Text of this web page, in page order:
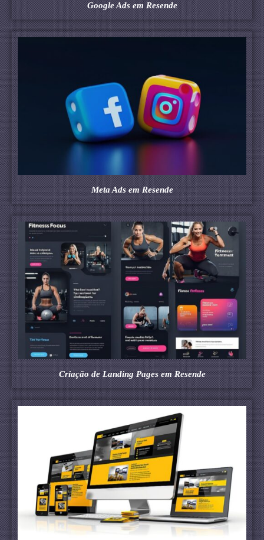
Google Ads em Resende
Meta Ads em Resende
Criação de Landing Pages em Resende